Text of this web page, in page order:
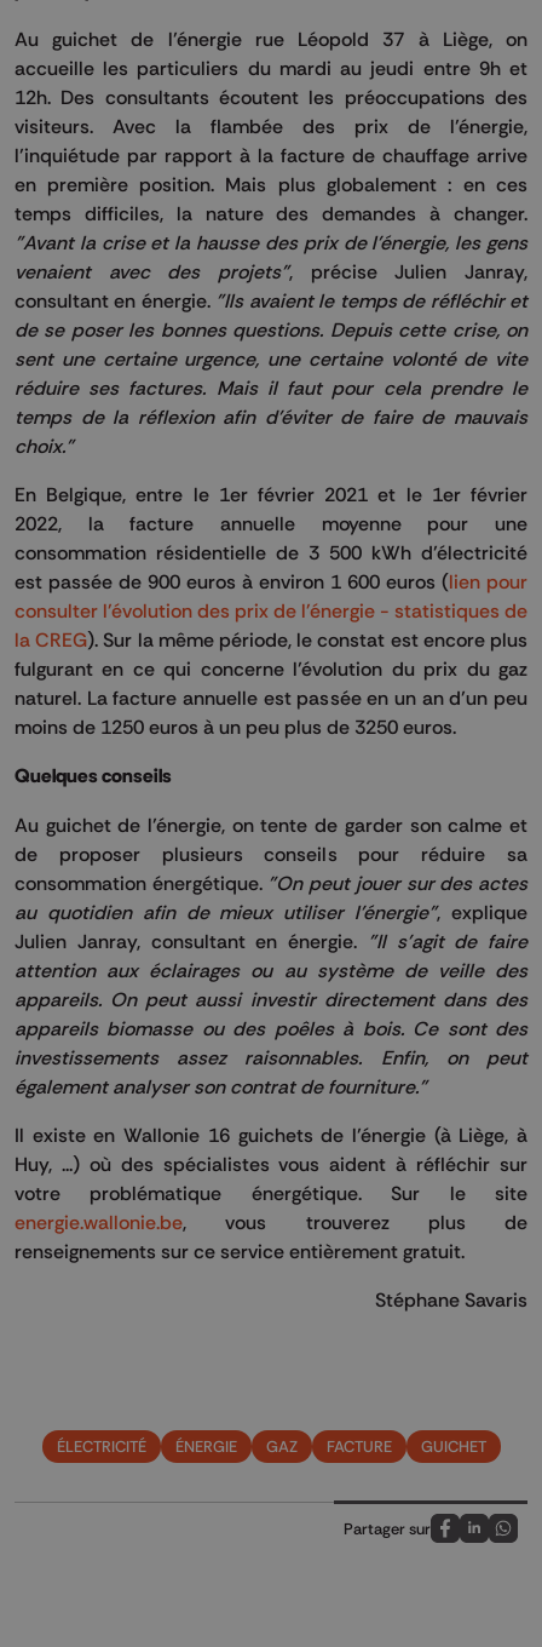
Au guichet de l’énergie rue Léopold 37 à Liège, on
accueille les particuliers du mardi au jeudi entre 9h et
12h. Des consultants écoutent les préoccupations des
visiteurs. Avec la flambée des prix de l’énergie,
l’inquiétude par rapport à la facture de chauffage arrive
en première position. Mais plus globalement : en ces
temps difficiles, la nature des demandes à changer.
"Avant la crise et la hausse des prix de l'énergie, les gens
venaient avec des projets", précise Julien Janray,
consultant en énergie. "Ils avaient le temps de réfléchir et
de se poser les bonnes questions. Depuis cette crise, on
sent une certaine urgence, une certaine volonté de vite
réduire ses factures. Mais il faut pour cela prendre le
temps de la réflexion afin d'éviter de faire de mauvais
choix."
En Belgique, entre le 1er février 2021 et le 1er février
2022, la facture annuelle moyenne pour une
consommation résidentielle de 3 500 kWh d’électricité
est passée de 900 euros à environ 1 600 euros (lien pour
consulter l'évolution des prix de l'énergie - statistiques de
la CREG). Sur la même période, le constat est encore plus
fulgurant en ce qui concerne l’évolution du prix du gaz
naturel. La facture annuelle est passée en un an d’un peu
moins de 1250 euros à un peu plus de 3250 euros.
Quelques conseils
Au guichet de l’énergie, on tente de garder son calme et
de proposer plusieurs conseils pour réduire sa
consommation énergétique. "On peut jouer sur des actes
au quotidien afin de mieux utiliser l'énergie", explique
Julien Janray, consultant en énergie. "Il s'agit de faire
attention aux éclairages ou au système de veille des
appareils. On peut aussi investir directement dans des
appareils biomasse ou des poêles à bois. Ce sont des
investissements assez raisonnables. Enfin, on peut
également analyser son contrat de fourniture."
Il existe en Wallonie 16 guichets de l’énergie (à Liège, à
Huy, ...) où des spécialistes vous aident à réfléchir sur
votre problématique énergétique. Sur le site
energie.wallonie.be, vous trouverez plus de
renseignements sur ce service entièrement gratuit.
Stéphane Savaris
ÉLECTRICITÉ ÉNERGIE GAZ FACTURE GUICHET
Partager sur
Partagez sur
Partagez